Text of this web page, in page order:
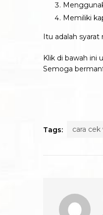
Memiliki
Itu adalah
Klik di bawah ini
Semoga
Tags: cara cek